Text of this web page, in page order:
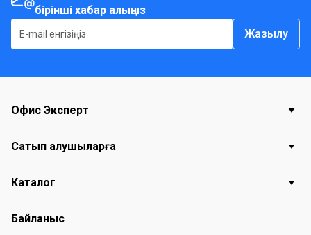
бірінші хабар алыңыз
Жазылу
Офис Эксперт
Сатып алушыларға
Каталог
Байланыс